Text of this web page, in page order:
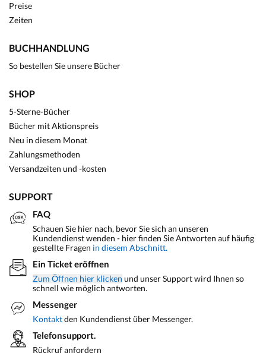
Preise
Zeiten
BUCHHANDLUNG
So bestellen Sie unsere Bücher
SHOP
5-Sterne-Bücher
Bücher mit Aktionspreis
Neu in diesem Monat
Zahlungsmethoden
Versandzeiten und -kosten
SUPPORT
FAQ
Schauen Sie hier nach, bevor Sie sich an unseren
Kundendienst wenden - hier finden Sie Antworten auf häufig
gestellte Fragen in diesem Abschnitt.
Ein Ticket eröffnen
Zum Öffnen hier klicken und unser Support wird Ihnen so
schnell wie möglich antworten.
Messenger
Kontaktden Kundendienst über Messenger.
Telefonsupport.
Rückruf anfordern